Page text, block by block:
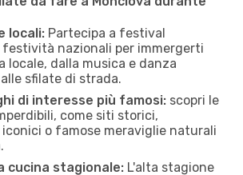
locali: Partecipa a festival
festività nazionali per immergerti
locale, dalla musica e danza
sfilate di strada.
di interesse più famosi: scopri le
come siti storici,
o famose meraviglie naturali
cucina stagionale: L'alta stagione